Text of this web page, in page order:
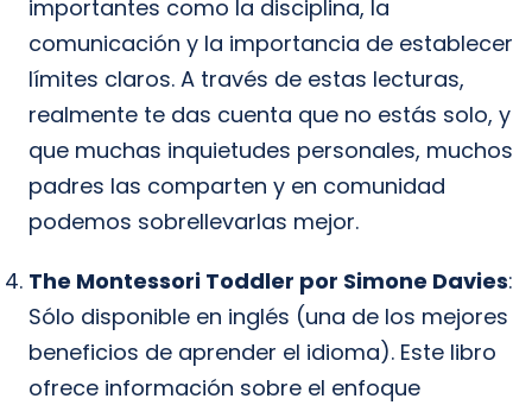
importantes como la disciplina, la
comunicación y la importancia de establecer
límites claros. A través de estas lecturas,
realmente te das cuenta que no estás solo, y
que muchas inquietudes personales, muchos
padres las comparten y en comunidad
podemos sobrellevarlas mejor.
The Montessori Toddler por Simone Davies:
Sólo disponible en inglés (una de los mejores
beneficios de aprender el idioma). Este libro
ofrece información sobre el enfoque